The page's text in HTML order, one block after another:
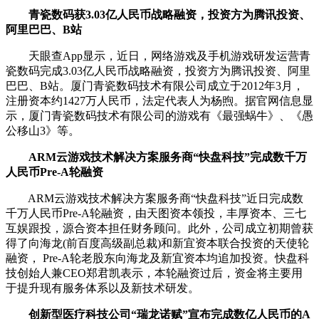
青瓷数码获3.03亿人民币战略融资，投资方为腾讯投资、
阿里巴巴、B站
天眼查App显示，近日，网络游戏及手机游戏研发运营青
瓷数码完成3.03亿人民币战略融资，投资方为腾讯投资、阿里
巴巴、B站。厦门青瓷数码技术有限公司成立于2012年3月，
注册资本约1427万人民币，法定代表人为杨煦。据官网信息显
示，厦门青瓷数码技术有限公司的游戏有《最强蜗牛》、《愚
公移山3》等。
ARM云游戏技术解决方案服务商“快盘科技”完成数千万
人民币Pre-A轮融资
ARM云游戏技术解决方案服务商“快盘科技”近日完成数
千万人民币Pre-A轮融资，由天图资本领投，丰厚资本、三七
互娱跟投，源合资本担任财务顾问。此外，公司成立初期曾获
得了向海龙(前百度高级副总裁)和新宜资本联合投资的天使轮
融资， Pre-A轮老股东向海龙及新宜资本均追加投资。快盘科
技创始人兼CEO郑君凯表示，本轮融资过后，资金将主要用
于提升现有服务体系以及新技术研发。
创新型医疗科技公司“瑞龙诺赋”宣布完成数亿人民币的A